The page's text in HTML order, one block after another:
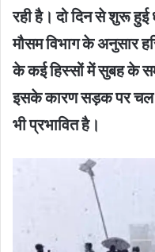
रही है। दो दिन से शुरू हुई
मौसम विभाग के अनुसार
के कई हिस्सों में सुबह के
इसके कारण सड़क पर चल
भी प्रभावित है।